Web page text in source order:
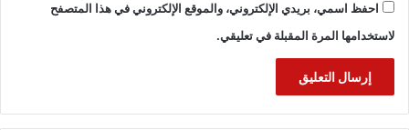
احفظ اسمي، بريدي الإلكتروني، والموقع الإلكتروني في هذا المتصفح
لاستخدامها المرة المقبلة في تعليقي.